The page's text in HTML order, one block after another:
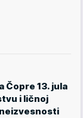
Čopre 13. jula
i ličnoj